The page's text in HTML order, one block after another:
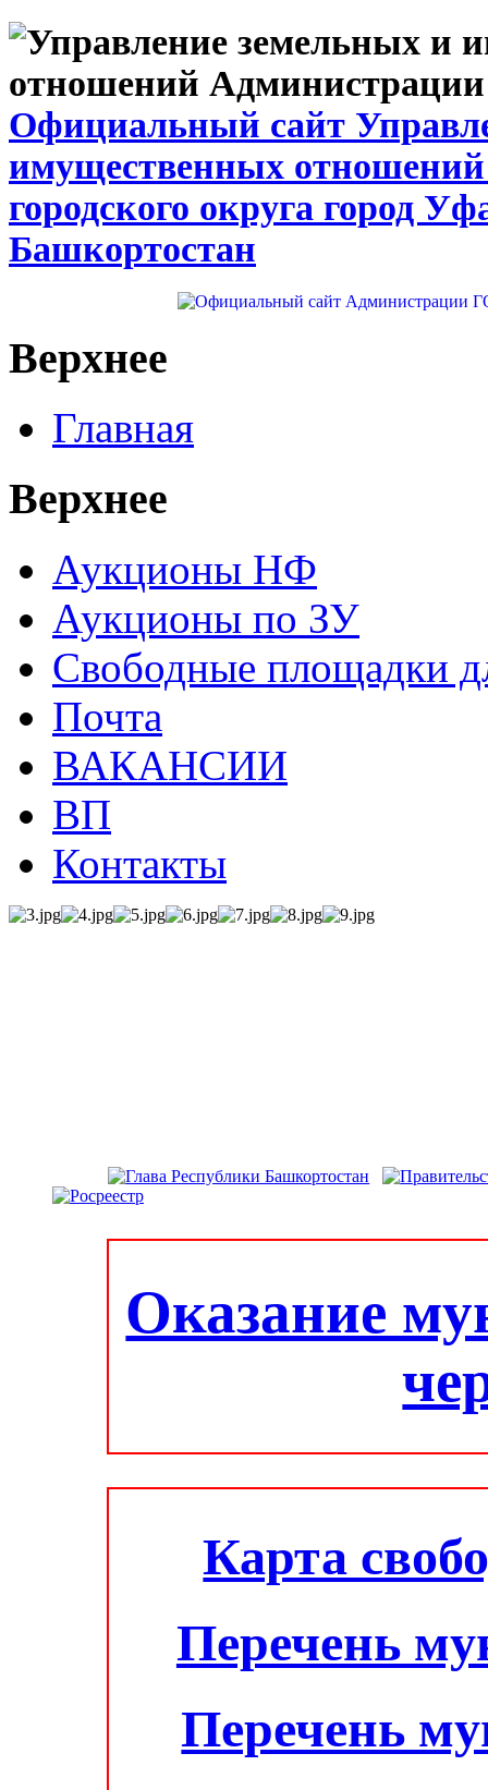
Официальный сайт
имущественных
городского округа город
Башкортостан
Верхнее
Главная
Верхнее
Аукционы НФ
Аукционы по ЗУ
Свободные площадки
Почта
ВАКАНСИИ
ВП
Контакты
Оказание
Карта
Перечень
Перечень